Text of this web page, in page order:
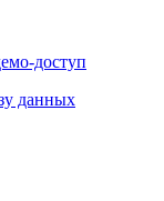
доступ
данных